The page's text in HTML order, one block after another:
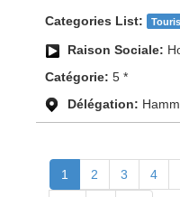
Categories List:
Raison Sociale:
Catégorie: 5 *
Délégation:
1 2 3 4